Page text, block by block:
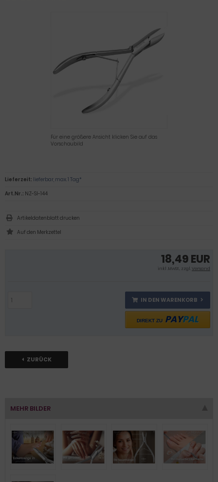
Für eine größere Ansicht klicken Sie auf das
Vorschaubild
18,49 EUR
inkl .MwSt., zzgl.Versand
IN DEN WARENKORB
DIREKT ZU PAYPAL
ZURÜCK
Lieferzeit: lieferbar, max. 1 Tag*
Art.Nr.: NZ-SI-144
Artikeldatenblatt drucken
MEHR BILDER